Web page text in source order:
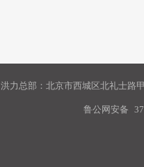
洪力总部：北京市西城区北礼士路
鲁公网安备